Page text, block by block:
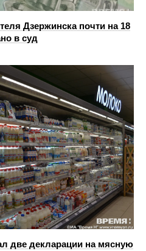
Дзержинска почти на 18
в суд
две декларации на мясную